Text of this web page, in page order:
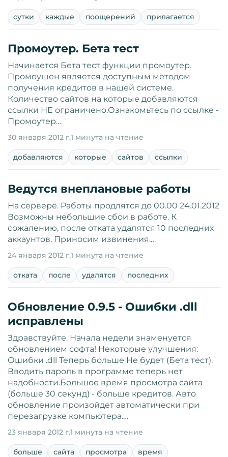
сутки каждые поощерений прилагается
Промоутер. Бета тест
Начинается Бета тест функции промоутер.
Промоушен является доступным методом
получения кредитов в нашей системе.
Количество сайтов на которые добавляются
ссылки НЕ ограничено.Ознакомьтесь по ссылке -
Промоутер.…
30 января 2012 г.1 минута на чтение
добавляются которые сайтов ссылки
Ведутся внеплановые работы
На сервере. Работы продлятся до 00.00 24.01.2012
Возможны небольшие сбои в работе. К
сожалению, после отката удалятся 10 последних
аккаунтов. Приносим извинения.…
24 января 2012 г.1 минута на чтение
отката после удалятся последних
Обновление 0.9.5 - Ошибки .dll
исправлены
Здравствуйте. Начала недели знаменуется
обновлением софта! Некоторые улучшения:
Ошибки .dll Теперь больше Не будет (Бета тест).
Вводить пароль в программе теперь нет
надобности.Большое время просмотра сайта
(больше 30 секунд) - больше кредитов. Авто
обновление произойдет автоматически при
перезагрузке компьютера.…
23 января 2012 г.1 минута на чтение
больше сайта просмотра время